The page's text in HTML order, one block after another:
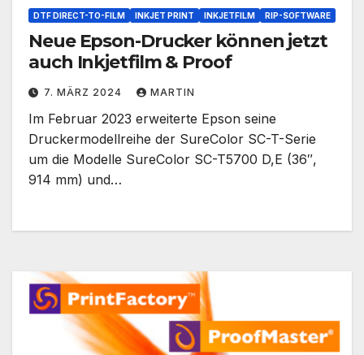
DTF DIRECT-TO-FILM INKJET PRINT INKJETFILM RIP-SOFTWARE
Neue Epson-Drucker können jetzt
auch Inkjetfilm & Proof
7. MÄRZ 2024 MARTIN
Im Februar 2023 erweiterte Epson seine
Druckermodellreihe der SureColor SC-T-Serie
um die Modelle SureColor SC-T5700 D,E (36″,
914 mm) und…